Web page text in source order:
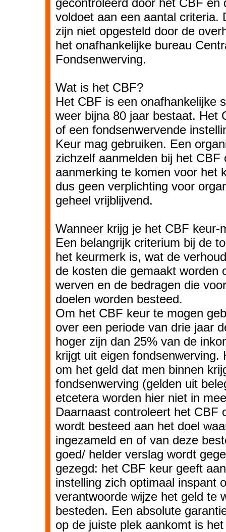
gecontroleerd door het CBF en
voldoet aan een aantal criteria.
zijn niet opgesteld door de
het onafhankelijke bureau
Fondsenwerving.
Wat is het CBF?
Het CBF is een onafhankelijke
weer bijna 80 jaar bestaat. Het
of een fondsenwervende
Keur mag gebruiken. Een
zichzelf aanmelden bij het CBF
aanmerking te komen voor het
dus geen verplichting voor
geheel vrijblijvend.
Wanneer krijg je het CBF keur-
Een belangrijk criterium bij de
het keurmerk is, wat de
de kosten die gemaakt worden
werven en de bedragen die
doelen worden besteed.
Om het CBF keur te mogen
over een periode van drie jaar
hoger zijn dan 25% van de
krijgt uit eigen fondsenwerving.
om het geld dat men binnen
fondsenwerving (gelden uit
etcetera worden hier niet in
Daarnaast controleert het CBF
wordt besteed aan het doel
ingezameld en of van deze
goed/ helder verslag wordt
gezegd: het CBF keur geeft
instelling zich optimaal inspant
verantwoorde wijze het geld te
besteden. Een absolute
op de juiste plek aankomt is